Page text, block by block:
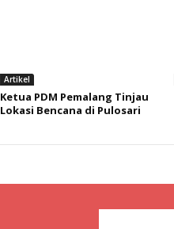
Artikel
Ketua PDM Pemalang Tinjau
Lokasi Bencana di Pulosari